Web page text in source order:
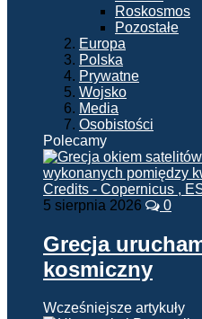
Roskosmos
Pozostałe
Europa
Polska
Prywatne
Wojsko
Media
Osobistości
Polecamy
5 sierpnia 2026 0
Grecja
kosmiczny
Wcześniejsze artykuły